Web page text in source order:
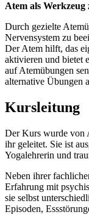
Atem als
Durch gezielte
Nervensystem zu
Der Atem hilft, das
aktivieren und bietet
auf Atemübungen
alternative Übungen
Kursleitung
Der Kurs wurde von
ihr geleitet. Sie ist
Yogalehrerin und
Neben ihrer
Erfahrung mit
sie selbst
Episoden,